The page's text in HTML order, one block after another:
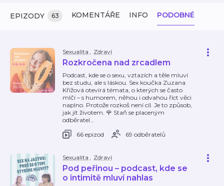
EPIZODY 63 KOMENTÁŘE INFO PODOBNÉ
Sexualita , Zdraví
Rozkročena nad zrcadlem
Podcast, kde se o sexu, vztazích a těle mluví
bez studu, ale s láskou. Sex koučka Zuzana
Křížová otevírá témata, o kterých se často
mlčí – s humorem, něhou i odvahou říct věci
naplno. Protože rozkoš není cíl. Je to způsob,
jak jít životem. 🌹 Staň se placeným
odběratel…
66 epizod
69 odběratelů
Sexualita , Zdraví
Pod peřinou – podcast, kde se
o intimitě mluví nahlas